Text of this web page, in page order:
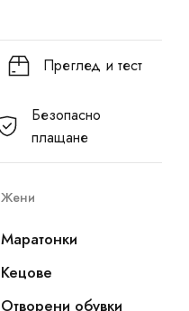
Преглед и тест
Безопасно
плащане
Жени
Маратонки
Кецове
Отворени обувки